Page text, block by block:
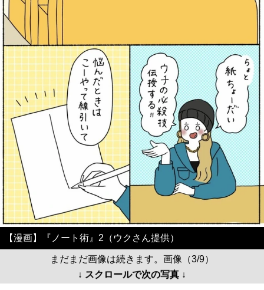
【漫画】『ノート術』2（ウクさん提供）
まだまだ画像は続きます。画像（3/9）
↓ スクロールで次の写真 ↓